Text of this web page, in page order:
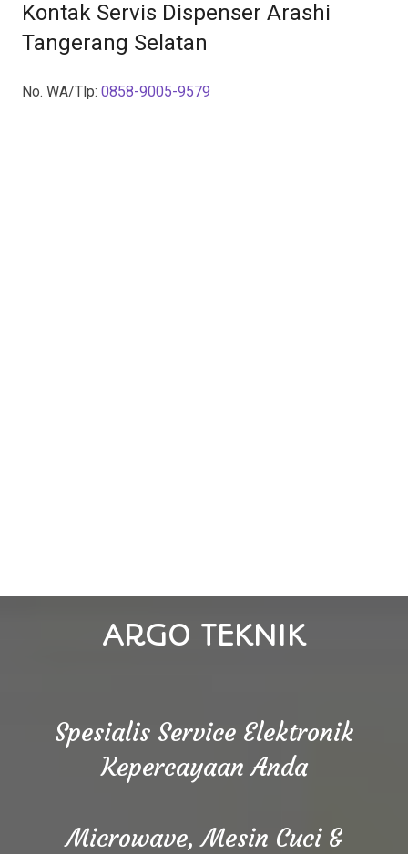
Kontak Servis Dispenser Arashi
Tangerang Selatan
No. WA/Tlp: 0858-9005-9579
ARGO TEKNIK
Spesialis Service Elektronik
Kepercayaan Anda
Microwave, Mesin Cuci &